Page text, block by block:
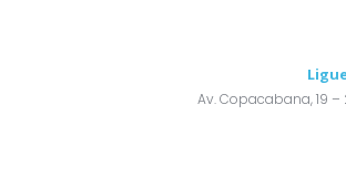
Av. Copacabana, 19 –